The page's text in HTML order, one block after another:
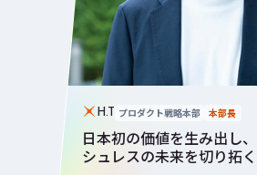
H.T プロダクト戦略本部 本部長
日本初の価値を生み出し
シュレスの未来を切り拓く